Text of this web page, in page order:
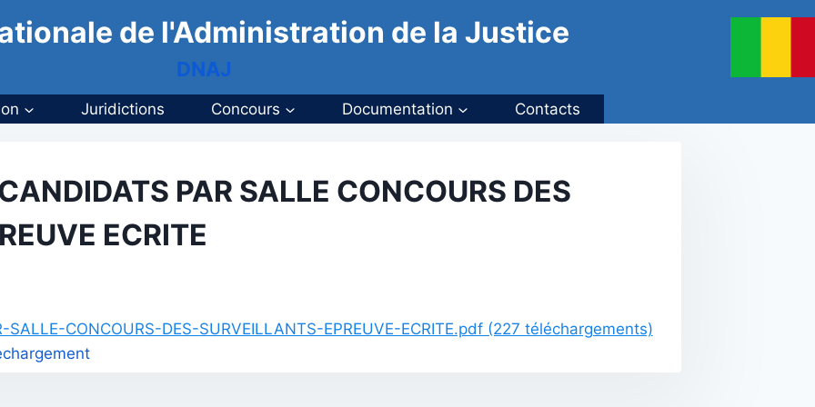
de l'Administration de la Justice
DNAJ
Juridictions Concours Documentation Contacts
PAR SALLE CONCOURS DES
ECRITE
SALLE-CONCOURS-DES-SURVEILLANTS-EPREUVE-ECRITE.pdf (227 téléchargements)